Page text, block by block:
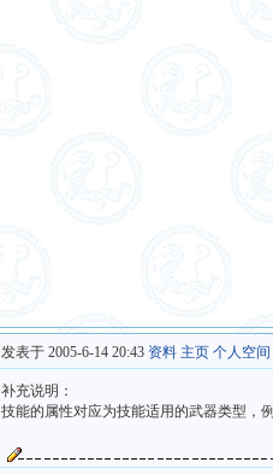
发表于 2005-6-14 20:43 资料 主页 个人空间
补充说明：
技能的属性对应为技能适用的武器类型，